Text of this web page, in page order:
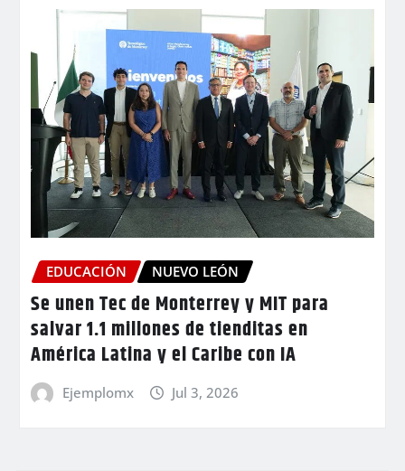
EDUCACIÓN NUEVO LEÓN
Se unen Tec de Monterrey y MIT para
salvar 1.1 millones de tienditas en
América Latina y el Caribe con IA
Ejemplomx Jul 3, 2026